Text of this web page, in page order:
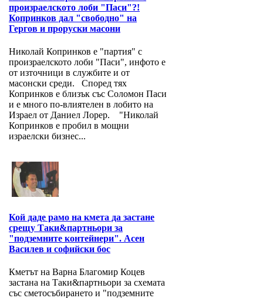
произраелското лоби "Паси"?!
Копринков дал "свободно" на
Гергов и проруски масони
Николай Копринков е "партия" с
произраелското лоби "Паси", инфото е
от източници в службите и от
масонски среди. Според тях
Копринков е близък със Соломон Паси
и е много по-влиятелен в лобито на
Израел от Даниел Лорер. "Николай
Копринков е пробил в мощни
израелски бизнес...
Кой даде рамо на кмета да застане
срещу Таки&партньори за
"подземните контейнери". Асен
Василев и софийски бос
Кметът на Варна Благомир Коцев
застана на Таки&партньори за схемата
със сметосъбирането и "подземните